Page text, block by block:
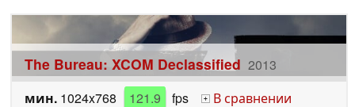
The Bureau: XCOM Declassified 2013
мин. 1024x768 121.9 fps + В сравнении